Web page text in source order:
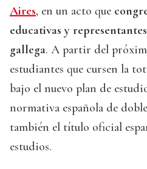
Aires, en un acto que
educativas y
gallega. A partir del
estudiantes que cursen la
bajo el nuevo plan de
normativa española de
también el título oficial
estudios.